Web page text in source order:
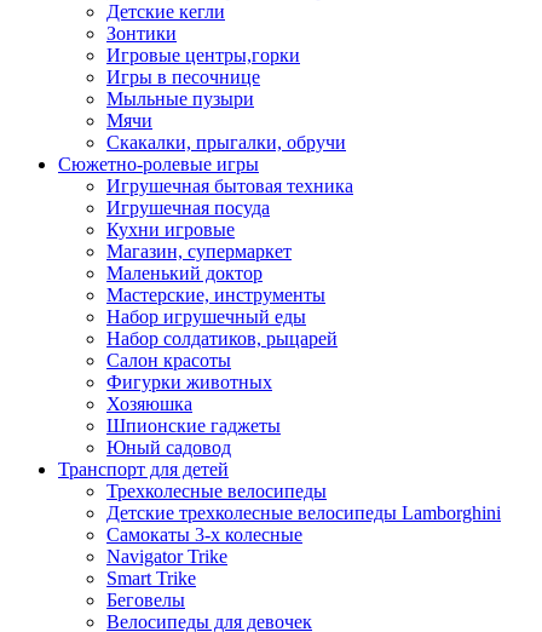
Детские кегли
Зонтики
Игровые центры,горки
Игры в песочнице
Мыльные пузыри
Мячи
Скакалки, прыгалки, обручи
Сюжетно-ролевые игры
Игрушечная бытовая техника
Игрушечная посуда
Кухни игровые
Магазин, супермаркет
Маленький доктор
Мастерские, инструменты
Набор игрушечный еды
Набор солдатиков, рыцарей
Салон красоты
Фигурки животных
Хозяюшка
Шпионские гаджеты
Юный садовод
Транспорт для детей
Трехколесные велосипеды
Детские трехколесные велосипеды Lamborghini
Самокаты 3-х колесные
Navigator Trike
Smart Trike
Беговелы
Велосипеды для девочек